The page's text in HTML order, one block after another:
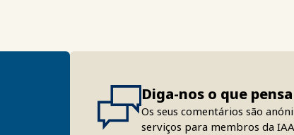
Diga-nos o que pensa
Os seus comentários são
serviços para membros da